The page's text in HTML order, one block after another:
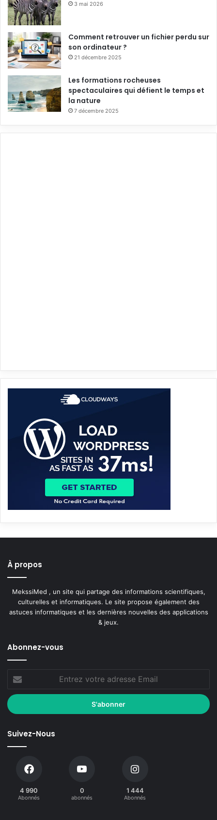
3 mai 2026
Comment retrouver un fichier perdu sur
son ordinateur ?
21 décembre 2025
Les formations rocheuses
spectaculaires qui défient le temps et
la nature
7 décembre 2025
À propos
MekssiMed , un site qui partage des informations scientifiques,
culturelles et informatiques. Le site propose également des
astuces informatiques et les dernières nouvelles des applications
& jeux.
Abonnez-vous
Suivez-Nous
4 990
Abonnés
0
abonnés
1 444
Abonnés